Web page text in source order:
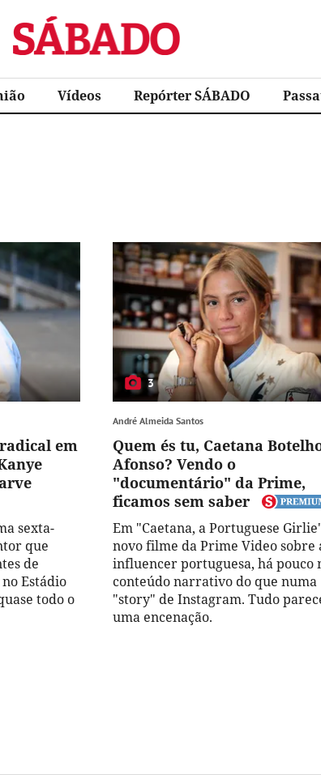
Sábado
Vídeos Repórter SÁBADO
em
sexta-
que
de
Estádio
todo o
3
André Almeida Santos
Quem és tu, Caetana
Afonso? Vendo o
"documentário" da Prime,
ficamos sem saber
Em "Caetana, a Portuguese
novo filme da Prime Video sobre
influencer portuguesa, há pouco
conteúdo narrativo do que numa
"story" de Instagram. Tudo
uma encenação.